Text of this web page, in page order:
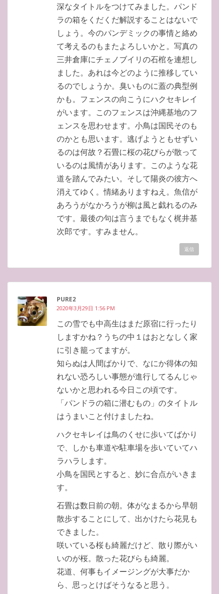
深なタイトルをつけてみました。パンド
ラの箱をくだくだ解説することはないで
しょう。今のパンデミックの事情と絡め
て考えるのもまたよろしいかと。写真の
三井倉庫にチェノブイリの石棺を連想し
ました。あれは今どのように推移してい
るのでしょうか。臭いものに蓋の典型例
かも。フェンスの向こうにハクセキレイ
がいます。このフェンスは沖縄基地のフ
ェンスを思わせます。小鳥は国民そのも
のかとも思います。逃げようともせずい
るのは何故？石畳に桜の花びらが散って
いるのは風情があります。このような花
道を踏んでみたい。そして陽炎の彼方へ
消えてゆく。情緒ありますねえ。魚信が
あろうがなかろうが柳は風と戯れるのみ
です。最後の句は言うまでもなく梶井基
次郎です。すみません。
返信
PURE2
2020年3月29日 1:56 PM
この雪でも中高生はまだ原宿に行ったり
しますかね？うちの中１はおとなしく家
に引き籠ってますが。
知らぬは人間ばかりで、なにか得体の知
れない恐ろしい事態が進行してるんじゃ
ないかと思われる今日この頃です。
「パンドラの箱に潜むもの」のタイトル
はうまいこと付けましたね。
ハクセキレイは鳥のくせに歩いてばかり
で、しかも車道や駐車場を歩いていてハ
ラハラします。
小鳥を国民とすると、妙に合点がいきま
す。
石畳は数日前の朝。体がなまるから早朝
散歩することにして、出かけたら花見も
できました。
咲いている桜も綺麗だけど、散り際がい
いのが桜。散った花びらも綺麗。
花道、何事もイメージングが大事だか
ら、思っとけばそうなると思う。